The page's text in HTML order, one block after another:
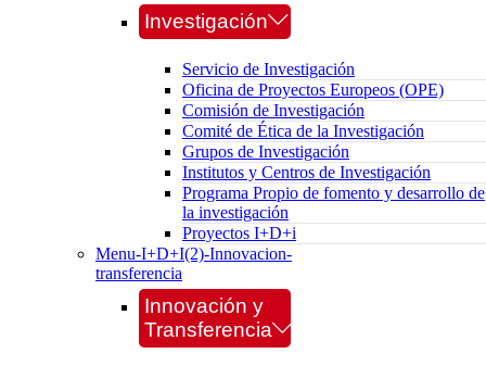
Investigación
Servicio de Investigación
Oficina de Proyectos Europeos (OPE)
Comisión de Investigación
Comité de Ética de la Investigación
Grupos de Investigación
Institutos y Centros de Investigación
Programa Propio de fomento y desarrollo de
la investigación
Proyectos I+D+i
Menu-I+D+I(2)-Innovacion-
transferencia
Innovación y
Transferencia